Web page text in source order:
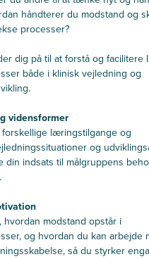
håndterer du modstand og
processer?
dig på til at forstå og facilitere
både i klinisk vejledning og
vidensformer
læringstilgange og
og
din indsats til målgruppens
hvordan modstand opstår i
og hvordan du kan arbejde
så du styrker